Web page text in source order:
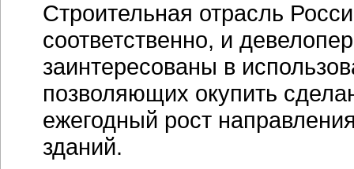
Строительная отрасль
соответственно, и
заинтересованы в
позволяющих окупить
ежегодный рост
зданий.